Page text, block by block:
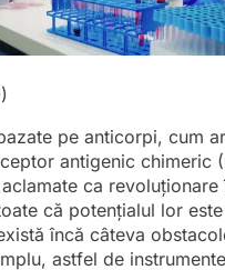
)
pe anticorpi, cum
antigenic chimeric
ca revoluționare
că potențialul lor
încă câteva
astfel de instrumente